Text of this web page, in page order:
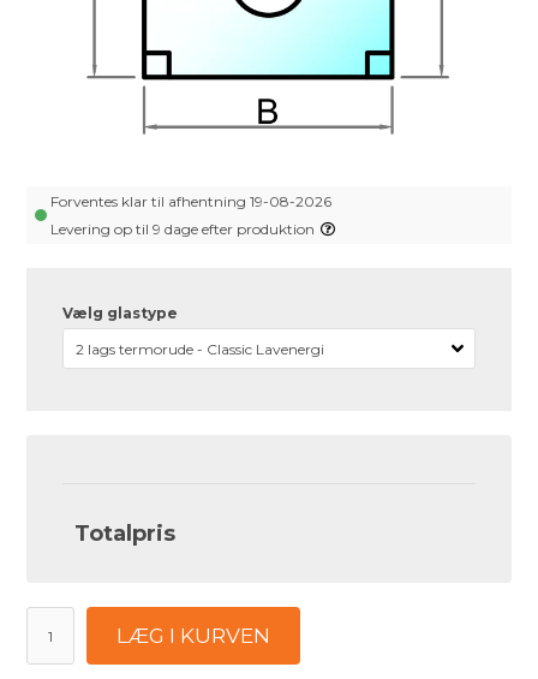
Forventes klar til afhentning 19-08-2026
Levering op til 9 dage efter produktion
Vælg glastype
Totalpris
LÆG I KURVEN